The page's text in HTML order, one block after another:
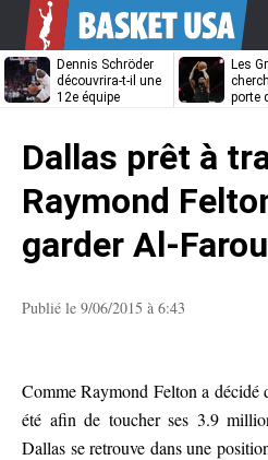
Dennis Schröder
découvrira-t-il une
12e équipe
Les
porte
Unibet
Dallas prêt à
Raymond
garder Al-
Publié le 9/06/2015 à 6:43
Comme Raymond Felton a décidé
été afin de toucher ses 3.9
Dallas se retrouve dans une